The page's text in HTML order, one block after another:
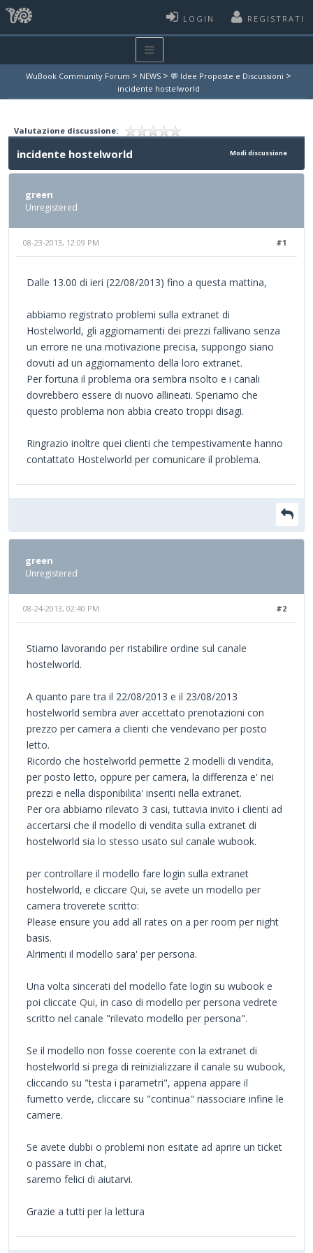
LOGIN REGISTRATI
WuBook Community Forum > NEWS > 💬 Idee Proposte e Discussioni >
incidente hostelworld
Valutazione discussione:
Modi discussione
incidente hostelworld
green
Unregistered
#1
08-23-2013, 12:09 PM
Dalle 13.00 di ieri (22/08/2013) fino a questa mattina,
abbiamo registrato problemi sulla extranet di
Hostelworld, gli aggiornamenti dei prezzi fallivano senza
un errore ne una motivazione precisa, suppongo siano
dovuti ad un aggiornamento della loro extranet.
Per fortuna il problema ora sembra risolto e i canali
dovrebbero essere di nuovo allineati. Speriamo che
questo problema non abbia creato troppi disagi.
Ringrazio inoltre quei clienti che tempestivamente hanno
contattato Hostelworld per comunicare il problema.
green
Unregistered
#2
08-24-2013, 02:40 PM
Stiamo lavorando per ristabilire ordine sul canale
hostelworld.
A quanto pare tra il 22/08/2013 e il 23/08/2013
hostelworld sembra aver accettato prenotazioni con
prezzo per camera a clienti che vendevano per posto
letto.
Ricordo che hostelworld permette 2 modelli di vendita,
per posto letto, oppure per camera, la differenza e' nei
prezzi e nella disponibilita' inseriti nella extranet.
Per ora abbiamo rilevato 3 casi, tuttavia invito i clienti ad
accertarsi che il modello di vendita sulla extranet di
hostelworld sia lo stesso usato sul canale wubook.
per controllare il modello fare login sulla extranet
hostelworld, e cliccare Qui, se avete un modello per
camera troverete scritto:
Please ensure you add all rates on a per room per night
basis.
Alrimenti il modello sara' per persona.
Una volta sincerati del modello fate login su wubook e
poi cliccate Qui, in caso di modello per persona vedrete
scritto nel canale "rilevato modello per persona".
Se il modello non fosse coerente con la extranet di
hostelworld si prega di reinizializzare il canale su wubook,
cliccando su "testa i parametri", appena appare il
fumetto verde, cliccare su "continua" riassociare infine le
camere.
Se avete dubbi o problemi non esitate ad aprire un ticket
o passare in chat,
saremo felici di aiutarvi.
Grazie a tutti per la lettura